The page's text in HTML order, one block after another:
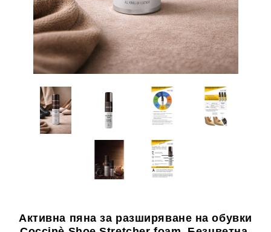
Активна пяна за разширяване на обувки